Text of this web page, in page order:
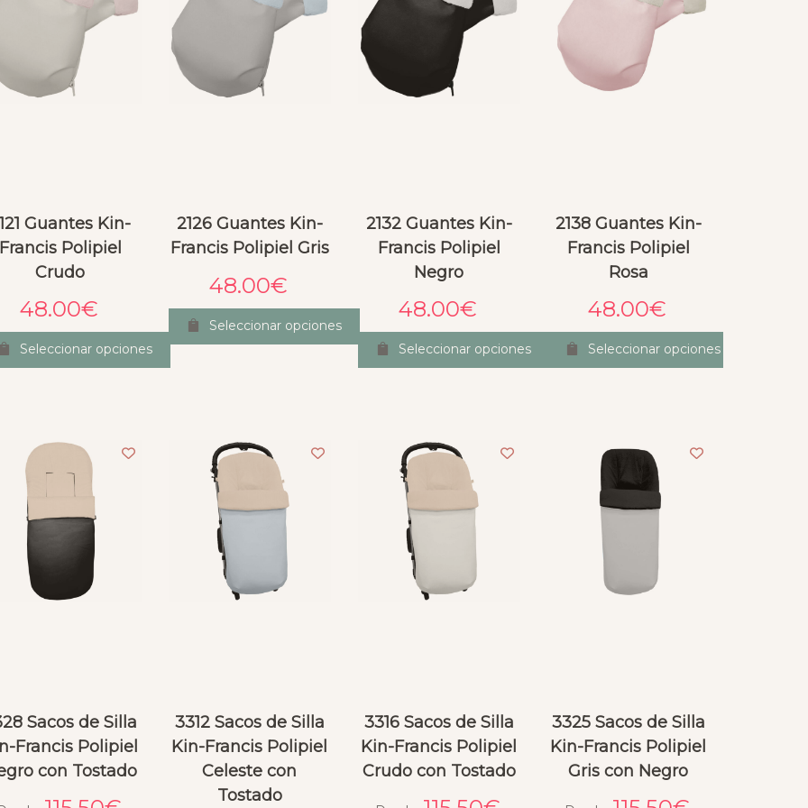
Guantes Kin-
Polipiel
Crudo
48.00€
Seleccionar opciones
2126 Guantes Kin-
Francis Polipiel Gris
48.00€
Seleccionar opciones
2132 Guantes Kin-
Francis Polipiel
Negro
48.00€
Seleccionar opciones
2138 Guantes Kin-
Francis Polipiel
Rosa
48.00€
Seleccionar opciones
Sacos de Silla
Francis Polipiel
con Tostado
3312 Sacos de Silla
Kin-Francis Polipiel
Celeste con
Tostado
3316 Sacos de Silla
Kin-Francis Polipiel
Crudo con Tostado
3325 Sacos de Silla
Kin-Francis Polipiel
Gris con Negro